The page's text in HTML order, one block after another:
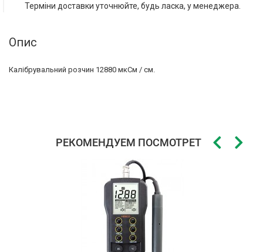
Терміни доставки уточнюйте, будь ласка, у менеджера.
Опис
Калібрувальний розчин 12880 мкСм / см.
РЕКОМЕНДУЕМ ПОСМОТРЕТЬ